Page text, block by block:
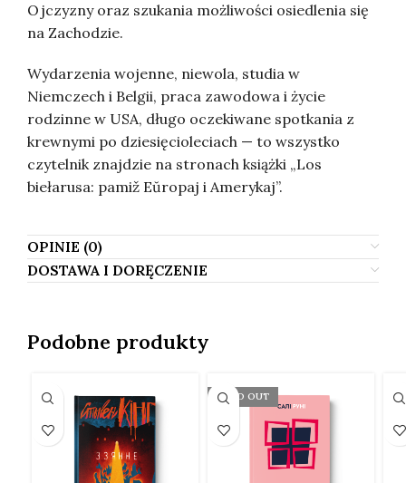
Ojczyzny oraz szukania możliwości osiedlenia się
na Zachodzie.
Wydarzenia wojenne, niewola, studia w
Niemczech i Belgii, praca zawodowa i życie
rodzinne w USA, długo oczekiwane spotkania z
krewnymi po dziesięcioleciach — to wszystko
czytelnik znajdzie na stronach książki „Los
biełarusa: pamiž Eŭropaj i Amerykaj”.
OPINIE (0)
DOSTAWA I DORĘCZENIE
Podobne produkty
SOLD OUT